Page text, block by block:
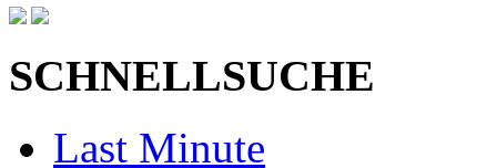
SCHNELLSUCHE
Last Minute